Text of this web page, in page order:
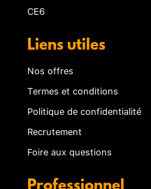
CE6
Liens utiles
Nos offres
Termes et conditions
Politique de confidentialité
Recrutement
Foire aux questions